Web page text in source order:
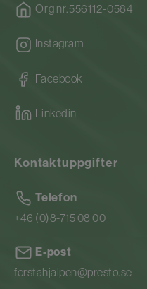
Org nr.556112-0584
Instagram
Facebook
Linkedin
Kontaktuppgifter
Telefon
+46 (0)8-715 08 00
E-post
forstahjalpen@presto.se